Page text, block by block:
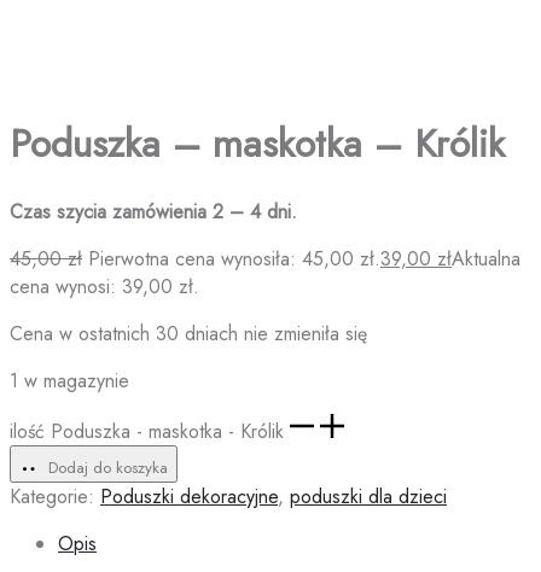
Poduszka – maskotka – Królik
Czas szycia zamówienia 2 – 4 dni.
45,00zł Pierwotna cena wynosiła: 45,00 zł.39,00 złAktualna
cena wynosi: 39,00 zł.
Cena w ostatnich 30 dniach nie zmieniła się
1 w magazynie
ilość Poduszka - maskotka - Królik
Dodaj do koszyka
Kategorie: Poduszki dekoracyjne, poduszki dla dzieci
Opis